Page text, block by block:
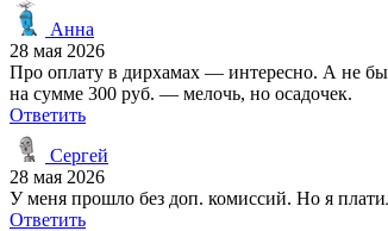
Анна
28 мая 2026
Про оплату в дирхамах — интересно. А не
на сумме 300 руб. — мелочь, но осадочек.
Ответить
Сергей
28 мая 2026
У меня прошло без доп. комиссий. Но я
Ответить